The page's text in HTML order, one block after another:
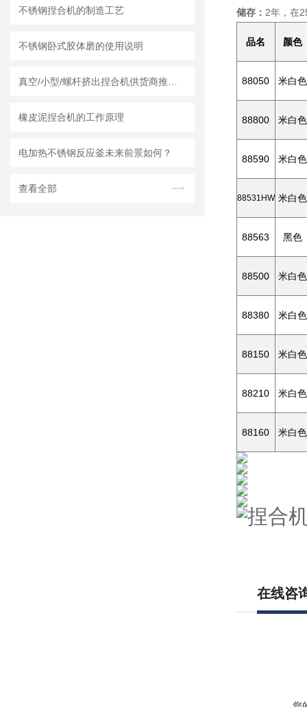
不锈钢捏合机的制造工艺
不锈钢卧式胶体磨的使用说明
橡皮泥捏合机的工作原理
电加热不锈钢反应釜未来前景如何？
查看全部
储存： 2年，在
品名 颜色
88050 米白色
88800 米白色
88590 米白色
88531HW 米白色
88563 黑色
88500 米白色
88380 米白色
88150 米白色
88210 米白色
88160 米白色
在线咨